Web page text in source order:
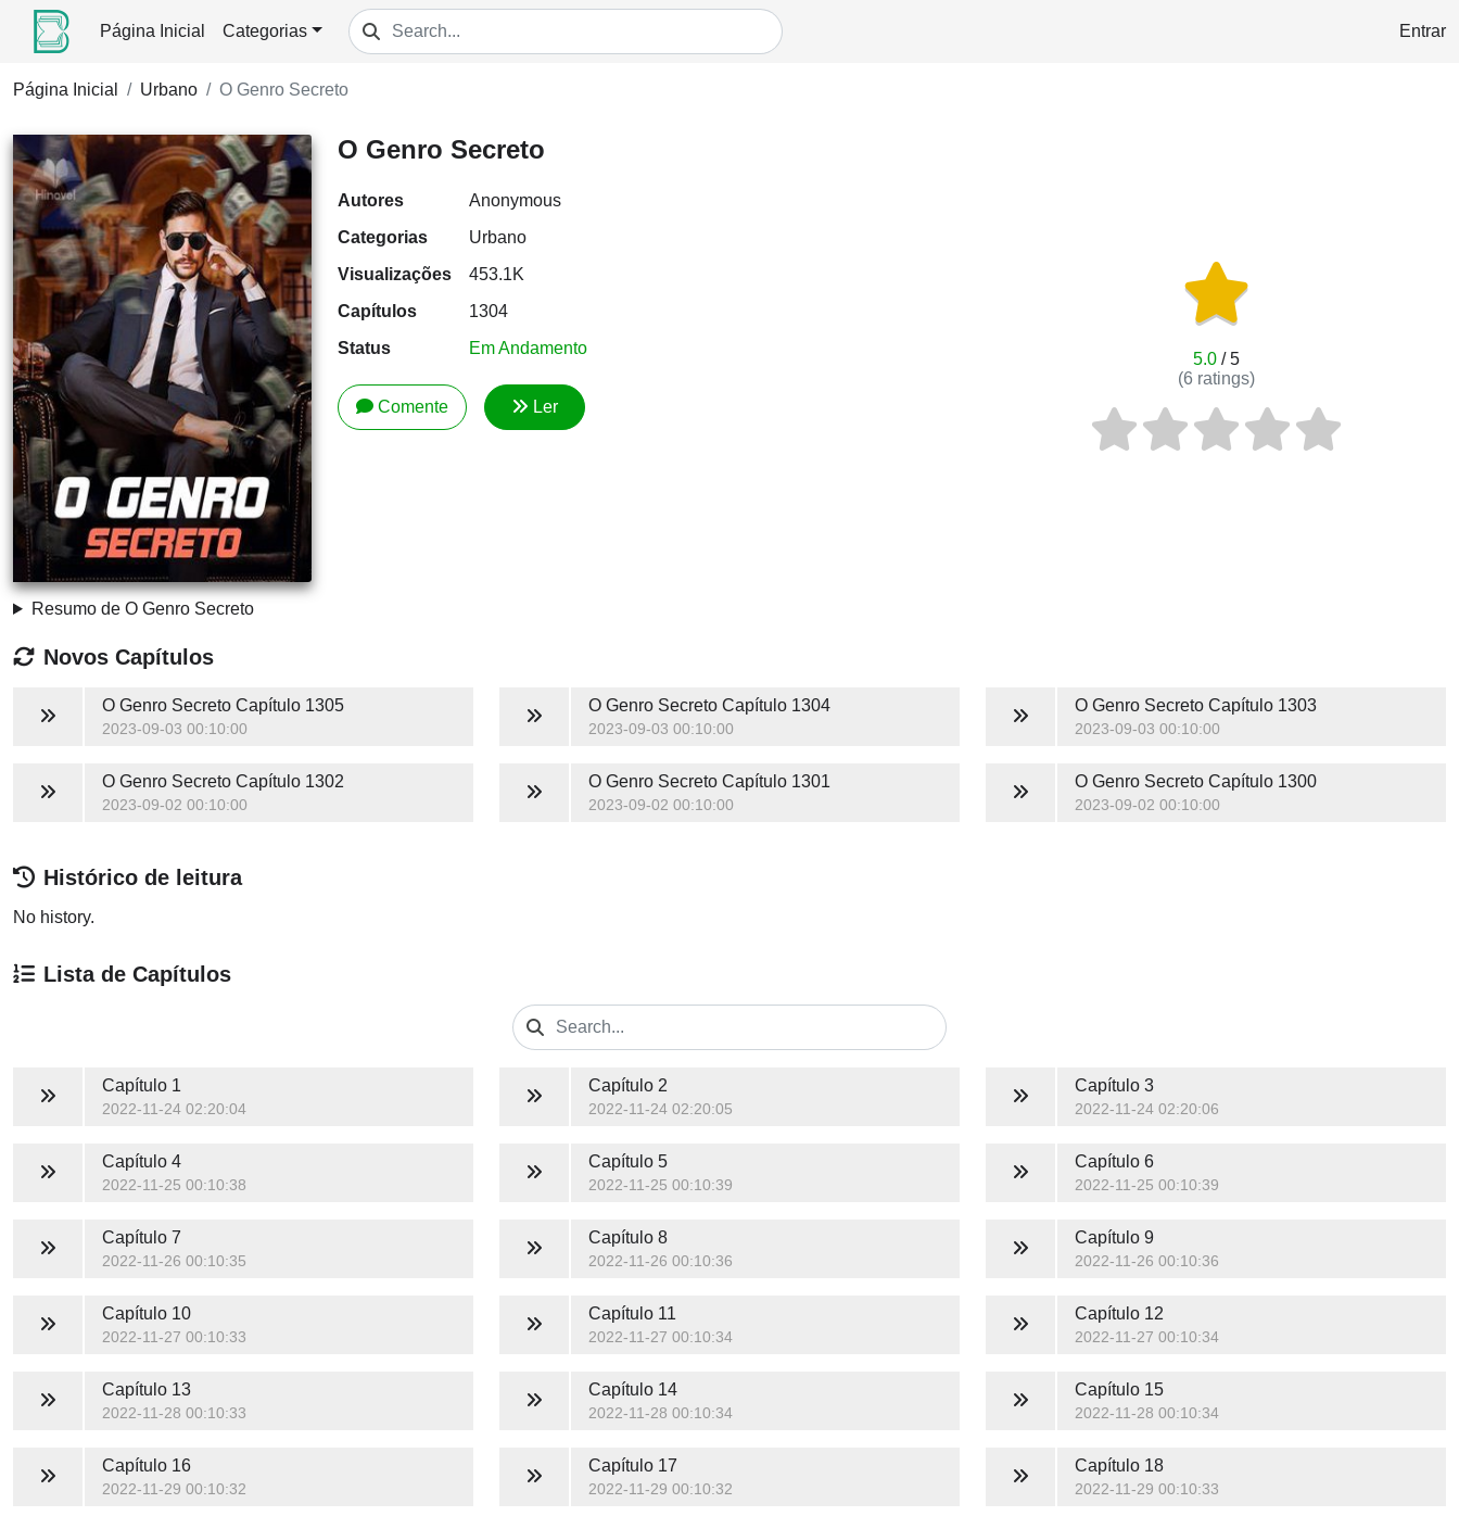
Página Inicial Categorias Entrar
Página Inicial Urbano O Genro Secreto
O Genro Secreto
Autores
Anonymous
Categorias
Urbano
Visualizações
453.1K
Capítulos
1304
Status
Em Andamento
Comente Ler
5.0/ 5
(6 ratings)
Resumo de O Genro Secreto
Novos Capítulos
O Genro SecretoCapítulo 1305
2023-09-03 00:10:00
O Genro SecretoCapítulo 1304
2023-09-03 00:10:00
O Genro SecretoCapítulo 1303
2023-09-03 00:10:00
O Genro SecretoCapítulo 1302
2023-09-02 00:10:00
O Genro SecretoCapítulo 1301
2023-09-02 00:10:00
O Genro SecretoCapítulo 1300
2023-09-02 00:10:00
Histórico de leitura
No history.
Lista de Capítulos
Capítulo 1
2022-11-24 02:20:04
Capítulo 2
2022-11-24 02:20:05
Capítulo 3
2022-11-24 02:20:06
Capítulo 4
2022-11-25 00:10:38
Capítulo 5
2022-11-25 00:10:39
Capítulo 6
2022-11-25 00:10:39
Capítulo 7
2022-11-26 00:10:35
Capítulo 8
2022-11-26 00:10:36
Capítulo 9
2022-11-26 00:10:36
Capítulo 10
2022-11-27 00:10:33
Capítulo 11
2022-11-27 00:10:34
Capítulo 12
2022-11-27 00:10:34
Capítulo 13
2022-11-28 00:10:33
Capítulo 14
2022-11-28 00:10:34
Capítulo 15
2022-11-28 00:10:34
Capítulo 16
2022-11-29 00:10:32
Capítulo 17
2022-11-29 00:10:32
Capítulo 18
2022-11-29 00:10:33